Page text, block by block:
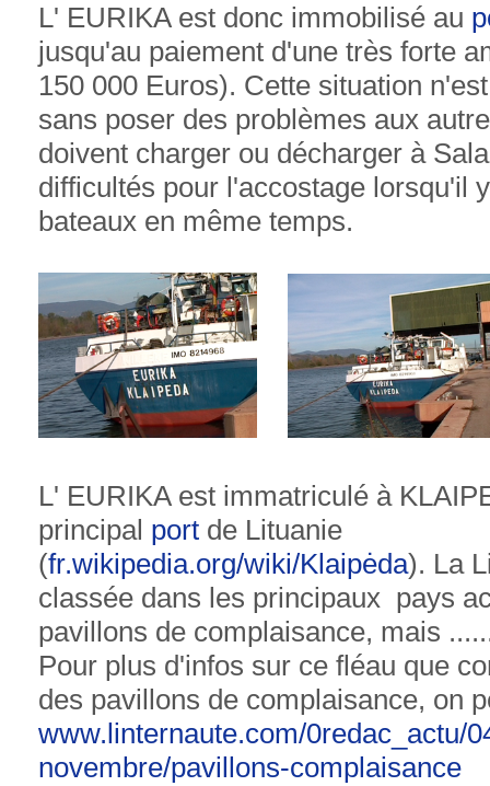
L' EURIKA est donc immobilisé au
jusqu'au paiement d'une très forte
150 000 Euros). Cette situation
sans poser des problèmes aux
doivent charger ou décharger à
difficultés pour l'accostage lorsqu'il
bateaux en même temps.
L' EURIKA est immatriculé à
principal port de Lituanie
(fr.wikipedia.org/wiki/Klaipėda). La
classée dans les principaux pays
pavillons de complaisance, mais
Pour plus d'infos sur ce fléau que
des pavillons de complaisance, on
www.linternaute.com/0redac_actu/
novembre/pavillons-complaisance